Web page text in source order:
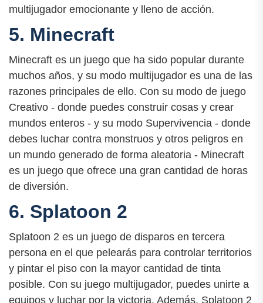
multijugador emocionante y lleno de acción.
5. Minecraft
Minecraft es un juego que ha sido popular durante
muchos años, y su modo multijugador es una de las
razones principales de ello. Con su modo de juego
Creativo - donde puedes construir cosas y crear
mundos enteros - y su modo Supervivencia - donde
debes luchar contra monstruos y otros peligros en
un mundo generado de forma aleatoria - Minecraft
es un juego que ofrece una gran cantidad de horas
de diversión.
6. Splatoon 2
Splatoon 2 es un juego de disparos en tercera
persona en el que pelearás para controlar territorios
y pintar el piso con la mayor cantidad de tinta
posible. Con su juego multijugador, puedes unirte a
equipos y luchar por la victoria. Además, Splatoon 2